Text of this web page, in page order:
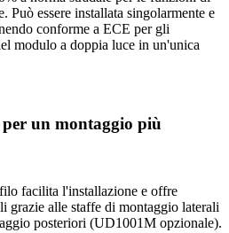
Può essere installata singolarmente e
conforme a ECE per gli
modulo a doppia luce in un'unica
un montaggio più
facilita l'installazione e offre
grazie alle staffe di montaggio laterali
posteriori (UD1001M opzionale).